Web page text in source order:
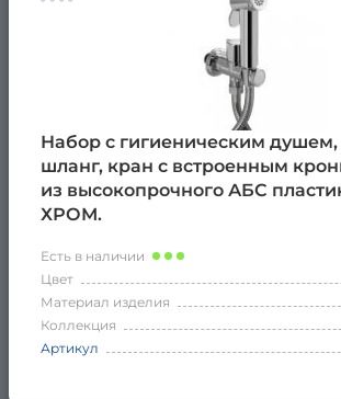
Набор с гигиеническим душем,
шланг, кран с встроенным
из высокопрочного АБС
ХРОМ.
Есть в наличии
Цвет
Материал изделия
Коллекция
Артикул